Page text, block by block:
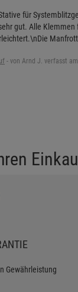
für
gut. Alle
- von Arnd J. verfasst
Gewährleistung